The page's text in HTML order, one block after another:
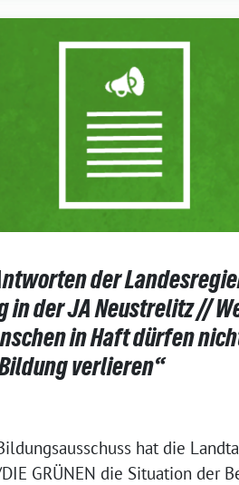
der
in der JA Neustrelitz //
in Haft dürfen
verlieren“
hat die
GRÜNEN die Situation der